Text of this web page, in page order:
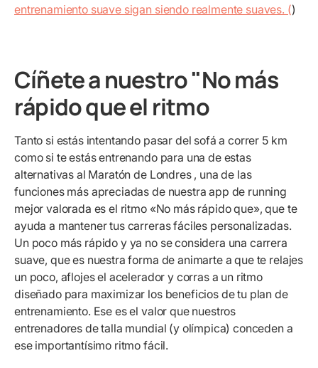
entrenamiento suave sigan siendo realmente suaves. ()
Cíñete a nuestro "No más
rápido que el ritmo
Tanto si estás intentando pasar del sofá a correr 5 km
como si te estás entrenando para una de estas
alternativas al Maratón de Londres , una de las
funciones más apreciadas de nuestra app de running
mejor valorada es el ritmo «No más rápido que», que te
ayuda a mantener tus carreras fáciles personalizadas.
Un poco más rápido y ya no se considera una carrera
suave, que es nuestra forma de animarte a que te relajes
un poco, aflojes el acelerador y corras a un ritmo
diseñado para maximizar los beneficios de tu plan de
entrenamiento. Ese es el valor que nuestros
entrenadores de talla mundial (y olímpica) conceden a
ese importantísimo ritmo fácil.